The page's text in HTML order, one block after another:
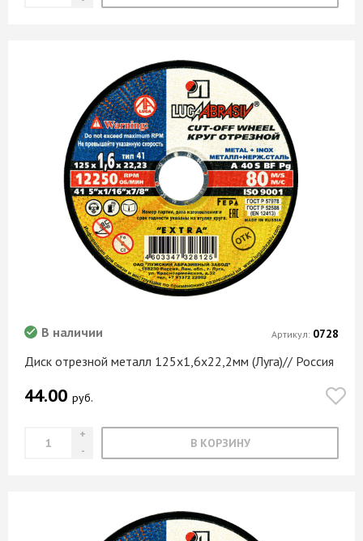
Диск отрезной металл 125х1,6х22,2мм (Луга)// Россия
В наличии
44.00 руб.
В КОРЗИНУ
Артикул: 0728